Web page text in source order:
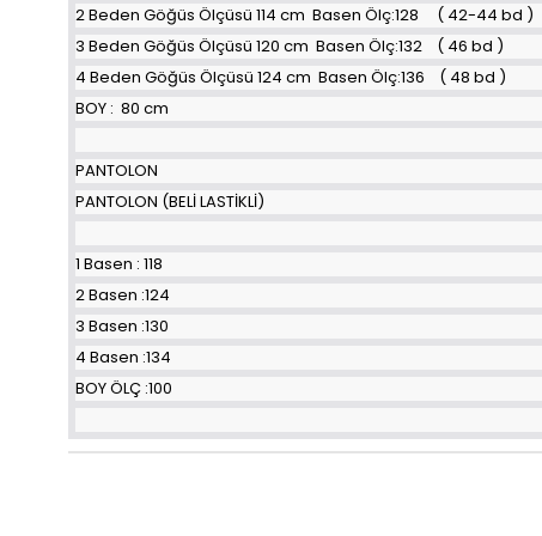
2 Beden Göğüs Ölçüsü 114 cm Basen Ölç:128 ( 42-44 bd )
3 Beden Göğüs Ölçüsü 120 cm Basen Ölç:132 ( 46 bd )
4 Beden Göğüs Ölçüsü 124 cm Basen Ölç:136 ( 48 bd )
BOY : 80 cm
PANTOLON
PANTOLON (BELİ LASTİKLİ)
1 Basen : 118
2 Basen :124
3 Basen :130
4 Basen :134
BOY ÖLÇ :100